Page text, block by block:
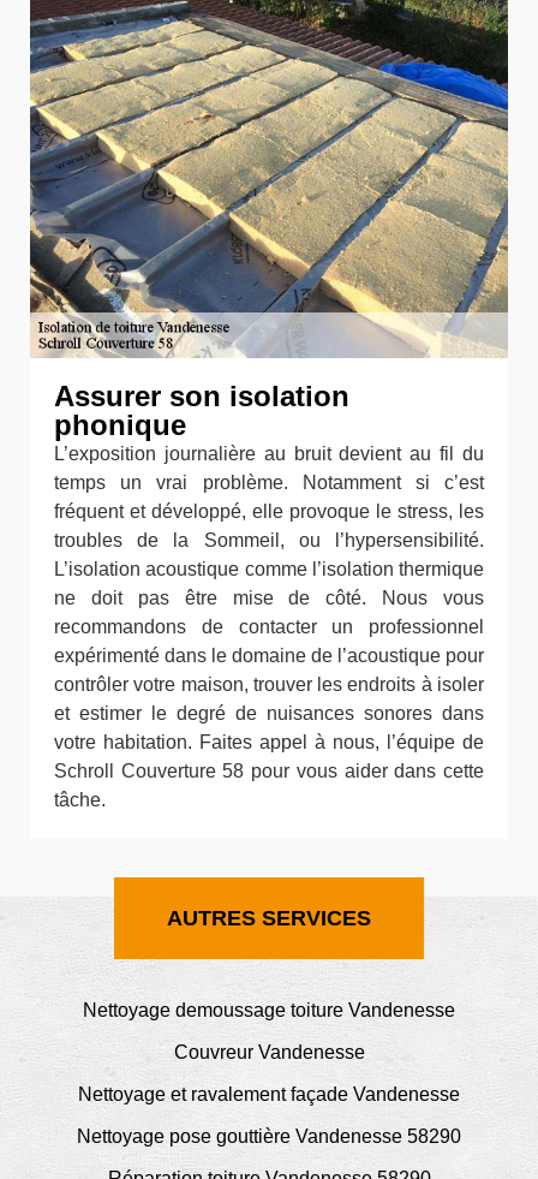
Assurer son isolation
phonique
L’exposition journalière au bruit devient au fil du
temps un vrai problème. Notamment si c’est
fréquent et développé, elle provoque le stress, les
troubles de la Sommeil, ou l’hypersensibilité.
L’isolation acoustique comme l’isolation thermique
ne doit pas être mise de côté. Nous vous
recommandons de contacter un professionnel
expérimenté dans le domaine de l’acoustique pour
contrôler votre maison, trouver les endroits à isoler
et estimer le degré de nuisances sonores dans
votre habitation. Faites appel à nous, l’équipe de
Schroll Couverture 58 pour vous aider dans cette
tâche.
AUTRES SERVICES
Nettoyage demoussage toiture Vandenesse
Couvreur Vandenesse
Nettoyage et ravalement façade Vandenesse
Nettoyage pose gouttière Vandenesse 58290